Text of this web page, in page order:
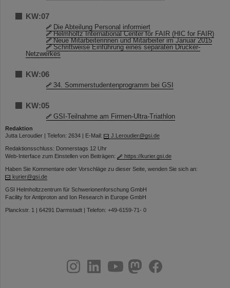
KW:07
Die Abteilung Personal informiert
Helmholtz International Center for FAIR (HIC for FAIR)
Neue Mitarbeiterinnen und Mitarbeiter im Januar 2015
Schrittweise Einführung eines separaten Drucker-
Netzwerkes
KW:06
34. Sommerstudentenprogramm bei GSI
KW:05
GSI-Teilnahme am Firmen-Ultra-Triathlon
Redaktion
Jutta Leroudier | Telefon: 2634 | E-Mail:
J.Leroudier@gsi.de
Redaktionsschluss: Donnerstags 12 Uhr
Web-Interface zum Einstellen von Beiträgen:
https://kurier.gsi.de
Haben Sie Kommentare oder Vorschläge zu dieser Seite, wenden Sie sich an:
kurier@gsi.de
GSI Helmholtzzentrum für Schwerionenforschung GmbH
Facility for Antiproton and Ion Research in Europe GmbH
Planckstr. 1 | 64291 Darmstadt | Telefon: +49-6159-71- 0
youtubehelmholtz.socialfacebook